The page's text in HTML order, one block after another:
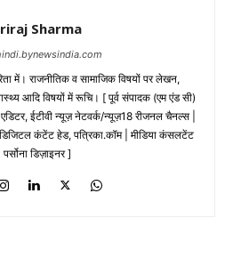
Sharma
में। राजनीतिक व सामाजिक विषयों पर लेखन,
आदि विषयों में रूचि। [ पूर्व संपादक (एम एंड सी)
ईटीवी न्यूज़ नेटवर्क/न्यूज़18 रीजनल चैनल्स |
कंटेंट हेड, पत्रिका.कॉम | मीडिया कंसलटेंट
| पर्सोना डिज़ाइनर ]